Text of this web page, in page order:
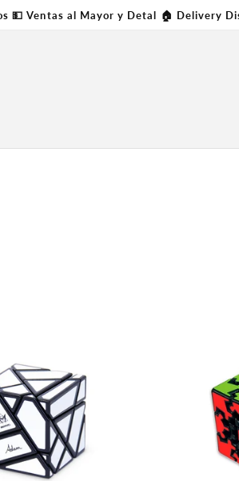
💵 Ventas al Mayor y Detal 🏠 Delivery